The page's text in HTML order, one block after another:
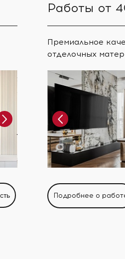
Работы от
Премиальное
отделочных
Подробнее о